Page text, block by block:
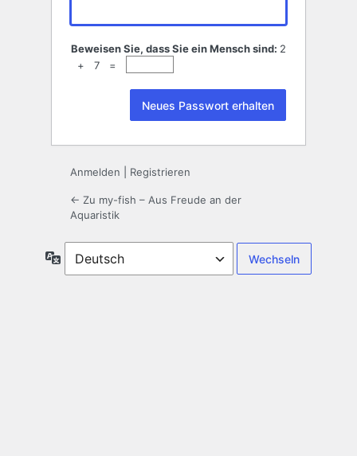
Beweisen Sie, dass Sie ein Mensch sind: 2
+ 7 =
Anmelden Registrieren
← Zu my-fish – Aus Freude an der
Aquaristik
Sprache